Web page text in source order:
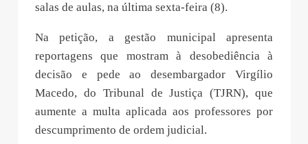
salas de aulas, na última sexta-feira (8).
Na petição, a gestão municipal apresenta
reportagens que mostram à desobediência à
decisão e pede ao desembargador Virgílio
Macedo, do Tribunal de Justiça (TJRN), que
aumente a multa aplicada aos professores por
descumprimento de ordem judicial.